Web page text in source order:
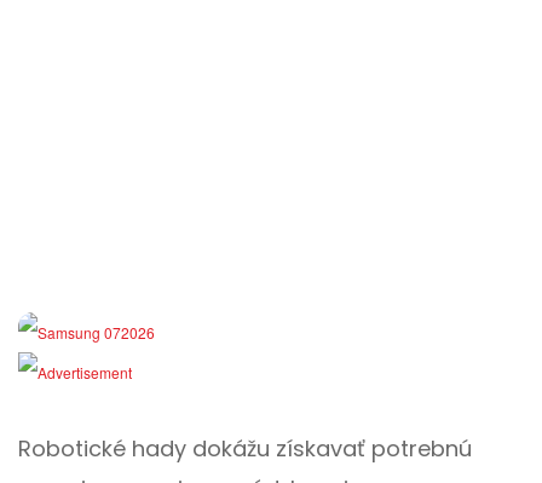
Robotické hady dokážu získavať potrebnú